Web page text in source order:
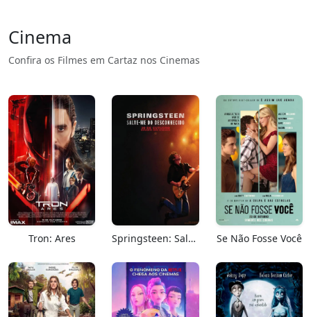
Cinema
Confira os Filmes em Cartaz nos Cinemas
Tron: Ares Springsteen: Salve-me Do Desconhecido Se Não Fosse Você